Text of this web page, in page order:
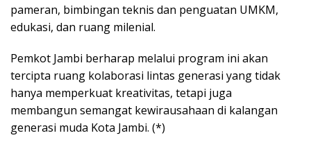
pameran, bimbingan teknis dan penguatan UMKM,
edukasi, dan ruang milenial.
Pemkot Jambi berharap melalui program ini akan
tercipta ruang kolaborasi lintas generasi yang tidak
hanya memperkuat kreativitas, tetapi juga
membangun semangat kewirausahaan di kalangan
generasi muda Kota Jambi. (*)